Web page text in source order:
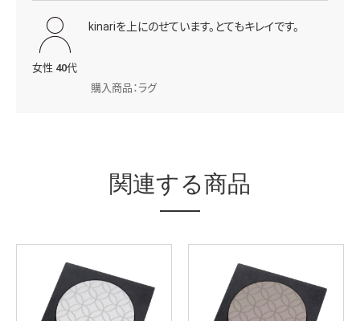
女性 40代
kinariを上にのせています。とてもキレイです。
購入商品：ラグ
関連する商品